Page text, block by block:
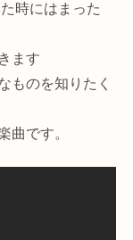
時にはまった
ます
ものを知りたく
曲です。